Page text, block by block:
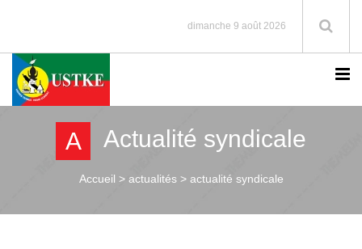
dimanche 9 août 2026
A Actualité syndicale
Accueil >actualités > actualité syndicale